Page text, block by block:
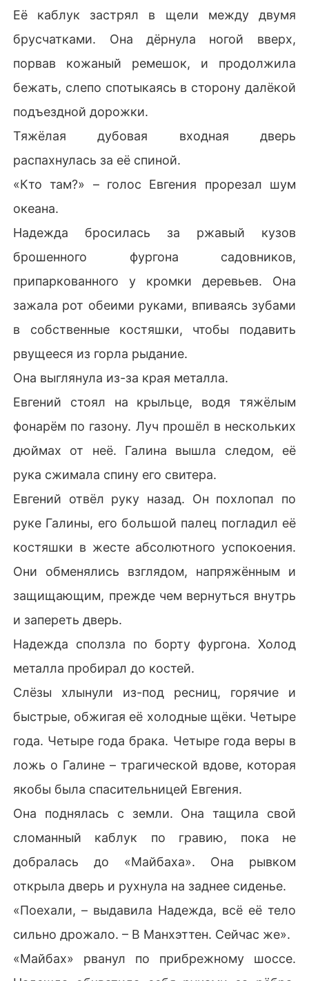
Её каблук застрял в щели между двумя
брусчатками. Она дёрнула ногой вверх,
порвав кожаный ремешок, и продолжила
бежать, слепо спотыкаясь в сторону далёкой
подъездной дорожки.
Тяжёлая дубовая входная дверь
распахнулась за её спиной.
«Кто там?» – голос Евгения прорезал шум
океана.
Надежда бросилась за ржавый кузов
брошенного фургона садовников,
припаркованного у кромки деревьев. Она
зажала рот обеими руками, впиваясь зубами
в собственные костяшки, чтобы подавить
рвущееся из горла рыдание.
Она выглянула из-за края металла.
Евгений стоял на крыльце, водя тяжёлым
фонарём по газону. Луч прошёл в нескольких
дюймах от неё. Галина вышла следом, её
рука сжимала спину его свитера.
Евгений отвёл руку назад. Он похлопал по
руке Галины, его большой палец погладил её
костяшки в жесте абсолютного успокоения.
Они обменялись взглядом, напряжённым и
защищающим, прежде чем вернуться внутрь
и запереть дверь.
Надежда сползла по борту фургона. Холод
металла пробирал до костей.
Слёзы хлынули из-под ресниц, горячие и
быстрые, обжигая её холодные щёки. Четыре
года. Четыре года брака. Четыре года веры в
ложь о Галине – трагической вдове, которая
якобы была спасительницей Евгения.
Она поднялась с земли. Она тащила свой
сломанный каблук по гравию, пока не
добралась до «Майбаха». Она рывком
открыла дверь и рухнула на заднее сиденье.
«Поехали, – выдавила Надежда, всё её тело
сильно дрожало. – В Манхэттен. Сейчас же».
«Майбах» рванул по прибрежному шоссе.